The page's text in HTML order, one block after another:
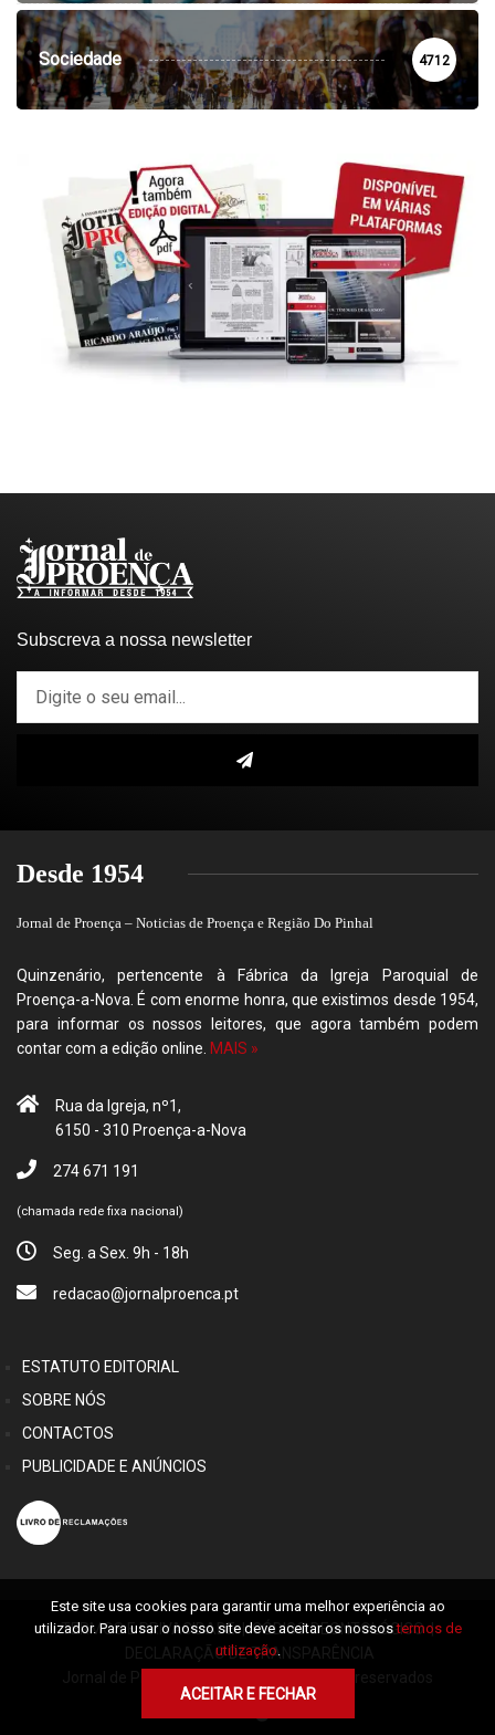
Sociedade 4712
Subscreva a nossa newsletter
Desde 1954
Jornal de Proença – Noticias de Proença e Região Do Pinhal
Quinzenário, pertencente à Fábrica da Igreja Paroquial de
Proença-a-Nova. É com enorme honra, que existimos desde 1954,
para informar os nossos leitores, que agora também podem
contar com a edição online. MAIS »
Rua da Igreja, nº1,
6150 - 310 Proença-a-Nova
274 671 191
(chamada rede fixa nacional)
Seg. a Sex. 9h - 18h
redacao@jornalproenca.pt
ESTATUTO EDITORIAL
SOBRE NÓS
CONTACTOS
PUBLICIDADE E ANÚNCIOS
TERMOS E PRIVACIDADE|CÓDIGO DEONTOLÓGICO|
DECLARAÇÃO DE TRANSPARÊNCIA
Este site usa cookies para garantir uma melhor experiência ao
utilizador. Para usar o nosso site deve aceitar os nossostermos de
utilização.
ACEITAR E FECHAR